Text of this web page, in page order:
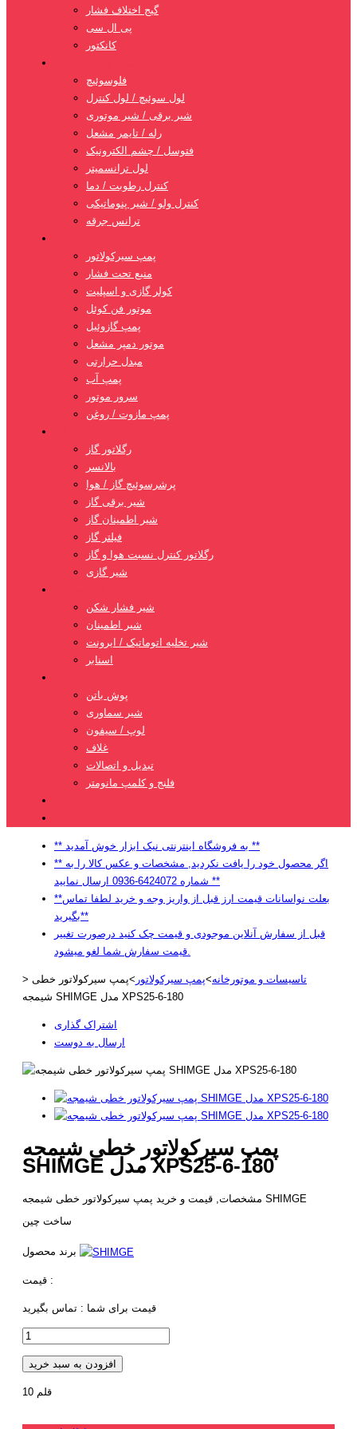
گیج اختلاف فشار
پی ال سی
کانکتور
فلوسوئیچ
لول سوئیچ / لول کنترل
شیر برقی / شیر موتوری
رله / تایمر مشعل
فتوسل / چشم الکترونیک
لول ترانسمیتر
کنترل رطوبت / دما
کنترل ولو / شیر پنوماتیکی
ترانس جرقه
پمپ سیرکولاتور
منبع تحت فشار
کولر گازی و اسپلیت
موتور فن کوئل
پمپ گازوئیل
موتور دمپر مشعل
مبدل حرارتی
پمپ آب
سرور موتور
پمپ مازوت / روغن
رگلاتور گاز
بالانسر
پرشرسوئیچ گاز / هوا
شیر برقی گاز
شیر اطمینان گاز
فیلتر گاز
رگلاتور کنترل نسبت هوا و گاز
شیر گازی
شیر فشار شکن
شیر اطمینان
شیر تخلیه اتوماتیک / ایرونت
اسنابر
پوش باتن
شیر سماوری
لوپ / سیفون
غلاف
تبدیل و اتصالات
فلنج و کلمپ مانومتر
** به فروشگاه اینترنتی نیک ابزار خوش آمدید **
** اگر محصول خود را یافت نکردید, مشخصات و عکس کالا را به
شماره 6424072-0936 ارسال نمایید **
**بعلت نواسانات قیمت ارز قبل از واریز وجه و خرید لطفا تماس
بگیرید**
قبل از سفارش آنلاین موجودی و قیمت چک کنید درصورت تغییر
قیمت سفارش شما لغو میشود.
> تاسیسات و موتورخانه>پمپ سیرکولاتور >پمپ سیرکولاتور خطی
شیمجه SHIMGE مدل XPS25-6-180
اشتراک گذاری
ارسال به دوست
پمپ سیرکولاتور خطی شیمجه
SHIMGE مدل XPS25-6-180
مشخصات, قیمت و خرید پمپ سیرکولاتور خطی شیمجه SHIMGE
ساخت چین
قیمت :
قیمت برای شما : تماس بگیرید
افزودن به سبد خرید
10 قلم